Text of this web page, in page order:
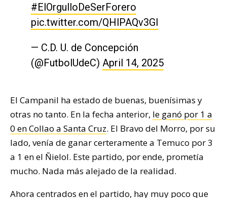
#ElOrgulloDeSerForero
pic.twitter.com/QHlPAQv3GI
— C.D. U. de Concepción
(@FutbolUdeC) April 14, 2025
El Campanil ha estado de buenas, buenísimas y
otras no tanto. En la fecha anterior, le ganó por 1 a
0 en Collao a Santa Cruz. El Bravo del Morro, por su
lado, venía de ganar certeramente a Temuco por 3
a 1 en el Ñielol. Este partido, por ende, prometía
mucho. Nada más alejado de la realidad.
Ahora centrados en el partido, hay muy poco que